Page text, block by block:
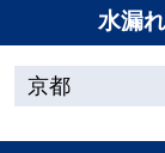
水漏
京都